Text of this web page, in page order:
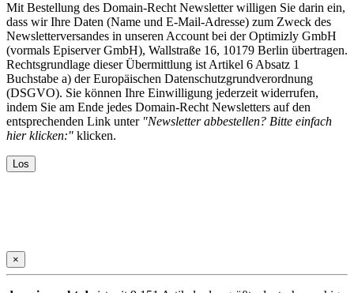
Mit Bestellung des Domain-Recht Newsletter willigen Sie darin ein,
dass wir Ihre Daten (Name und E-Mail-Adresse) zum Zweck des
Newsletterversandes in unseren Account bei der Optimizly GmbH
(vormals Episerver GmbH), Wallstraße 16, 10179 Berlin übertragen.
Rechtsgrundlage dieser Übermittlung ist Artikel 6 Absatz 1
Buchstabe a) der Europäischen Datenschutzgrundverordnung
(DSGVO). Sie können Ihre Einwilligung jederzeit widerrufen,
indem Sie am Ende jedes Domain-Recht Newsletters auf den
entsprechenden Link unter "Newsletter abbestellen? Bitte einfach
hier klicken:" klicken.
×